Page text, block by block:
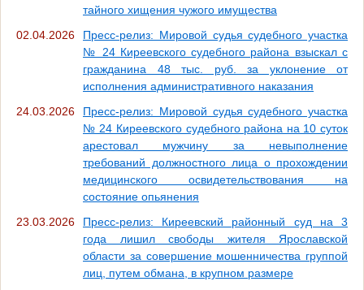
тайного хищения чужого имущества
02.04.2026
Пресс-релиз: Мировой судья судебного участка
№ 24 Киреевского судебного района взыскал с
гражданина 48 тыс. руб. за уклонение от
исполнения административного наказания
24.03.2026
Пресс-релиз: Мировой судья судебного участка
№ 24 Киреевского судебного района на 10 суток
арестовал мужчину за невыполнение
требований должностного лица о прохождении
медицинского освидетельствования на
состояние опьянения
23.03.2026
Пресс-релиз: Киреевский районный суд на 3
года лишил свободы жителя Ярославской
области за совершение мошенничества группой
лиц, путем обмана, в крупном размере